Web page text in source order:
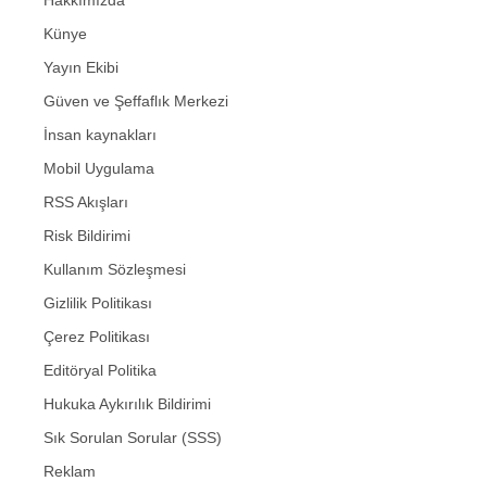
Künye
Yayın Ekibi
Güven ve Şeffaflık Merkezi
İnsan kaynakları
Mobil Uygulama
RSS Akışları
Risk Bildirimi
Kullanım Sözleşmesi
Gizlilik Politikası
Çerez Politikası
Editöryal Politika
Hukuka Aykırılık Bildirimi
Sık Sorulan Sorular (SSS)
Reklam